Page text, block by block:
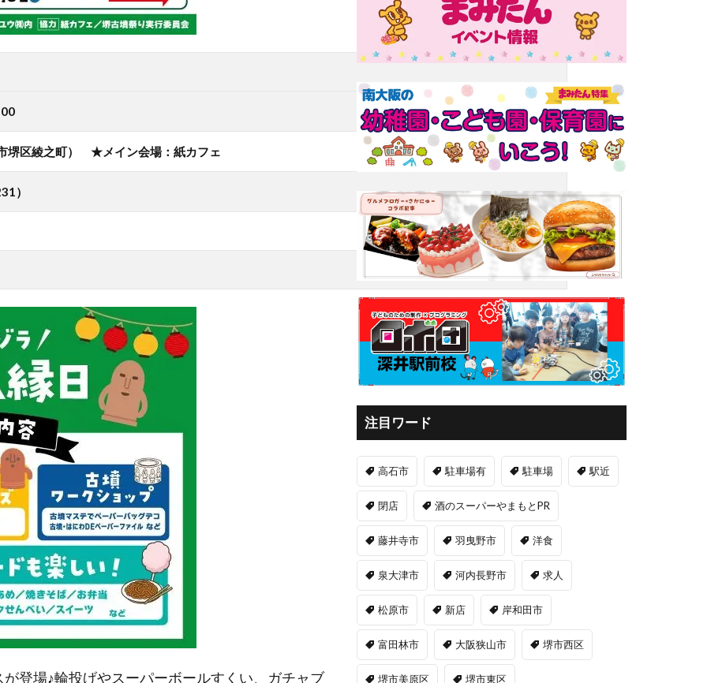
堺区綾之町） ★メイン会場：紙カフェ
）
登場♪輪投げやスーパーボールすくい、ガチャブ
注目ワード
高石市 駐車場有 駐車場 駅近
閉店 酒のスーパーやまもとPR
藤井寺市 羽曳野市 洋食
泉大津市 河内長野市 求人
松原市 新店 岸和田市
富田林市 大阪狭山市 堺市西区
堺市美原区 堺市東区